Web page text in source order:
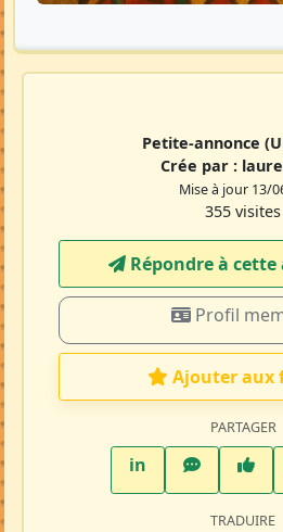
Petite-annonce
Crée par :
Mise à jour 13/
355 visites
Répondre à cette
Profil
Ajouter aux
PARTAGER
inLinkedInWhatsApp
TRADUIRE